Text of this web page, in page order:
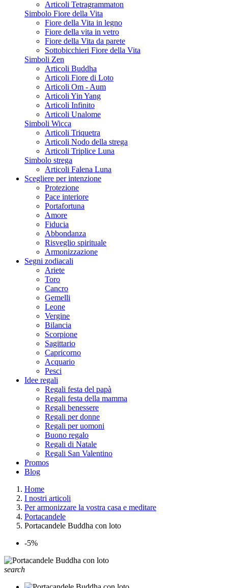
Articoli Tetragrammaton
Simbolo Fiore della Vita
Fiore della Vita in legno
Fiore della vita in vetro
Fiore della Vita da parete
Sottobicchieri Fiore della Vita
Simboli Zen
Articoli Buddha
Articoli Fiore di Loto
Articoli Om - Aum
Articoli Yin Yang
Articoli Infinito
Articoli Unalome
Simboli Wicca
Articoli Triquetra
Articoli Nodo della strega
Articoli Triplice Luna
Simbolo strega
Articoli Falena Luna
Scegliere per intenzione
Protezione
Pace interiore
Portafortuna
Amore
Fiducia
Abbondanza
Risveglio spirituale
Armonizzazione
Segni zodiacali
Ariete
Toro
Cancro
Gemelli
Leone
Vergine
Bilancia
Scorpione
Sagittario
Capricorno
Acquario
Pesci
Idee regali
Regali festa del papà
Regali festa della mamma
Regali benessere
Regali per donne
Regali per uomoni
Buono regalo
Regali di Natale
Regali San Valentino
Promos
Blog
Home
I nostri articoli
Per armonizzare la vostra casa e meditare
Portacandele
Portacandele Buddha con loto
-5%
search